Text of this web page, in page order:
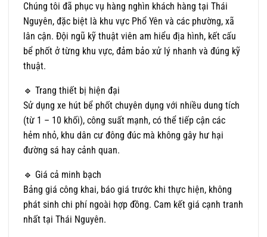
Chúng tôi đã phục vụ hàng nghìn khách hàng tại Thái
Nguyên, đặc biệt là khu vực Phổ Yên và các phường, xã
lân cận. Đội ngũ kỹ thuật viên am hiểu địa hình, kết cấu
bể phốt ở từng khu vực, đảm bảo xử lý nhanh và đúng kỹ
thuật.
🔹 Trang thiết bị hiện đại
Sử dụng xe hút bể phốt chuyên dụng với nhiều dung tích
(từ 1 – 10 khối), công suất mạnh, có thể tiếp cận các
hẻm nhỏ, khu dân cư đông đúc mà không gây hư hại
đường sá hay cảnh quan.
🔹 Giá cả minh bạch
Bảng giá công khai, báo giá trước khi thực hiện, không
phát sinh chi phí ngoài hợp đồng. Cam kết giá cạnh tranh
nhất tại Thái Nguyên.